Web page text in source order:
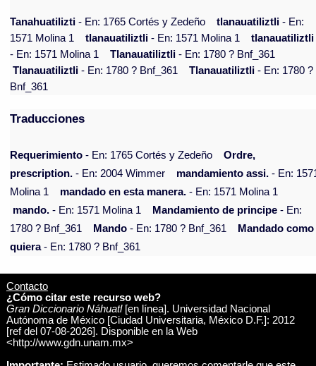
Tanahuatilizti - En: 1765 Cortés y Zedeño tlanauatiliztli - En:
1571 Molina 1
tlanauatiliztli - En: 1571 Molina 1
tlanauatiliztli
- En: 1571 Molina 1
Tlanauatiliztli - En: 1780 ? Bnf_361
Tlanauatiliztli - En: 1780 ? Bnf_361 Tlanauatiliztli - En: 1780 ?
Bnf_361
Traducciones
Requerimiento - En: 1765 Cortés y Zedeño
Ordre,
prescription. - En: 2004 Wimmer mandamiento assi. - En:
Molina 1
mandado en esta manera. - En: 1571 Molina 1
mando. - En: 1571 Molina 1 Mandamiento de principe - En:
1780 ? Bnf_361
Mando - En: 1780 ? Bnf_361
Mandado como
quiera- En: 1780 ? Bnf_361
Contacto
¿Cómo citar este recurso web?
Gran Diccionario Náhuatl[en línea]. Universidad Nacional
Autónoma de México [Ciudad Universitaria, México D.F.]: 2012
[ref del 07-08-2026]. Disponible en la Web
<http://www.gdn.unam.mx>